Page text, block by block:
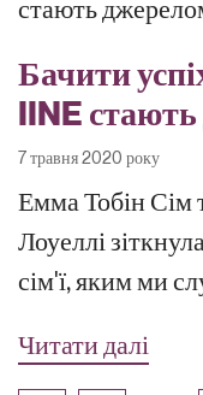
Бачити
IINE
7 травня 2020 року
Емма Тобін Сім
Лоуеллі
сім'ї, яким ми
Читати далі